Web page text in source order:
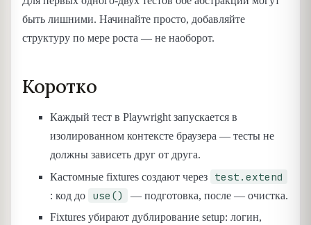
быть лишними. Начинайте просто, добавляйте
структуру по мере роста — не наоборот.
Коротко
Каждый тест в Playwright запускается в
изолированном контексте браузера — тесты не
должны зависеть друг от друга.
Кастомные fixtures создают через
test.extend
: код до use()
— подготовка, после — очистка.
Fixtures убирают дублирование setup: логин,